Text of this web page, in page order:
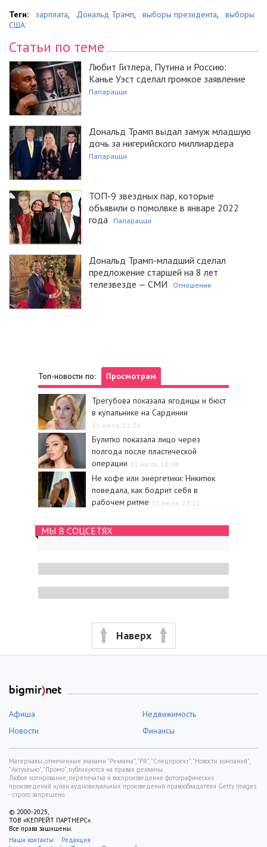
Теги: зарплата, Дональд Трамп, выборы президента,
выборы
США
Статьи по теме
Любит Гитлера, Путина и Россию:
Канье Уэст сделал громкое заявление
Папарацци
Дональд Трамп выдал замуж младшую
дочь за нигерийского миллиардера
Папарацци
ТОП-9 звездных пар, которые
объявили о помолвке в январе 2022
года
Папарацци
Дональд Трамп-младший сделал
предложение старшей на 8 лет
телезвезде — СМИ
Отношения
Топ-новости по: Просмотрам
Трегубова показала ягодицы и бюст
в купальнике на Сардинии
31 июля, 21:36
Булитко показала лицо через
полгода после пластической
операции 31 июля, 18:04
Не кофе или энергетики: Никитюк
поведала, как бодрит себя в
рабочем ритме 31 июля, 23:11
МЫ В СОЦСЕТЯХ
Наверх
Афиша
Недвижимость
Новости
Финансы
Материалы, отмеченные знаками "Реклама", "PR", "Спецпроект", "Новости компаний",
"Актуально", "Промо", публикуются на правах рекламы.
Любое копирование, перепечатка и воспроизведение фотографических
произведений и/или аудиовизуальных произведений правообладателя Getty Images
- строго запрещено.
© 2000-2025,
ТОВ «КЕПРЕЙТ ПАРТНЕРС».
Все права защищены.
Наши контакты
Редакция